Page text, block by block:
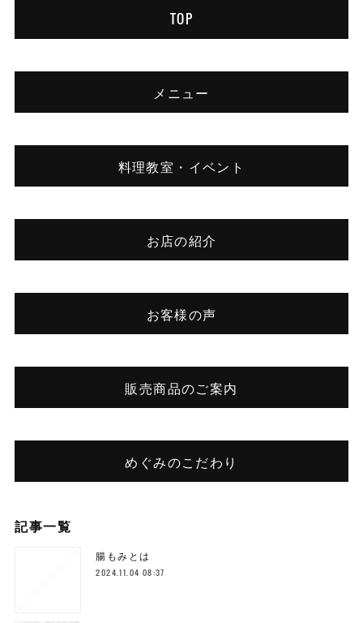
TOP
メニュー
料理教室・イベント
お店の紹介
お客様の声
販売商品のご案内
めぐみのこだわり
記事一覧
腸もみとは
2024.11.04 08:37